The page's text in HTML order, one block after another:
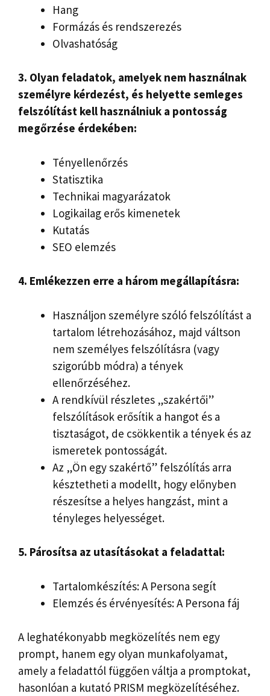
Hang
Formázás és rendszerezés
Olvashatóság
3. Olyan feladatok, amelyek nem használnak
személyre kérdezést, és helyette semleges
felszólítást kell használniuk a pontosság
megőrzése érdekében:
Tényellenőrzés
Statisztika
Technikai magyarázatok
Logikailag erős kimenetek
Kutatás
SEO elemzés
4. Emlékezzen erre a három megállapításra:
Használjon személyre szóló felszólítást a
tartalom létrehozásához, majd váltson
nem személyes felszólításra (vagy
szigorúbb módra) a tények
ellenőrzéséhez.
A rendkívül részletes „szakértői”
felszólítások erősítik a hangot és a
tisztaságot, de csökkentik a tények és az
ismeretek pontosságát.
Az „Ön egy szakértő” felszólítás arra
késztetheti a modellt, hogy előnyben
részesítse a helyes hangzást, mint a
tényleges helyességet.
5. Párosítsa az utasításokat a feladattal:
Tartalomkészítés: A Persona segít
Elemzés és érvényesítés: A Persona fáj
A leghatékonyabb megközelítés nem egy
prompt, hanem egy olyan munkafolyamat,
amely a feladattól függően váltja a promptokat,
hasonlóan a kutató PRISM megközelítéséhez.